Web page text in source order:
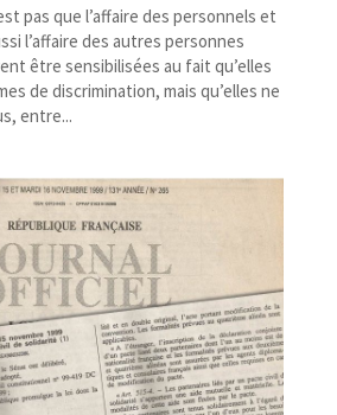
pas que l’affaire des personnels et
l’affaire des autres personnes
être sensibilisées au fait qu’elles
de discrimination, mais qu’elles ne
entre...